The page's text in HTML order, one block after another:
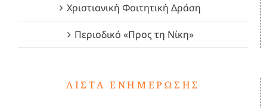
Χριστιανική Φοιτητική Δράση
Περιοδικό «Προς τη Νίκη»
ΛΊΣΤΑ ΕΝΗΜΈΡΩΣΗΣ